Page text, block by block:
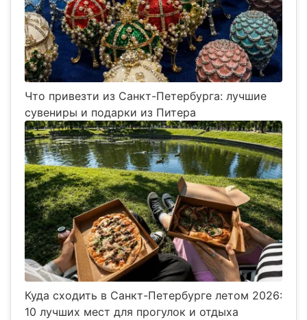
Что привезти из Санкт-Петербурга: лучшие
сувениры и подарки из Питера
Куда сходить в Санкт-Петербурге летом 2026:
10 лучших мест для прогулок и отдыха